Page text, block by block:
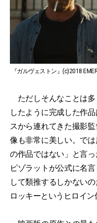
『ガルヴェストン』(c)2018
ただしそんなことは多
したように完成した作
スから連れてきた撮影
像も非常に美しい。で
の作品ではない」と言
ピゾラットが公式に名
して類推するしかない
ロッキーというヒロイン